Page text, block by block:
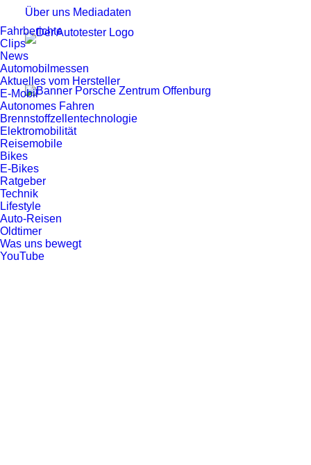
Über uns Mediadaten
Fahrberichte
Clips
News
Automobilmessen
Aktuelles vom Hersteller
E-Mobil
Autonomes Fahren
Brennstoffzellentechnologie
Elektromobilität
Reisemobile
Bikes
E-Bikes
Ratgeber
Technik
Lifestyle
Auto-Reisen
Oldtimer
Was uns bewegt
YouTube